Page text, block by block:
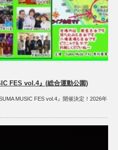
FES vol.4』(総合運動公園)
MUSIC FES vol.4』開催決定！2026年